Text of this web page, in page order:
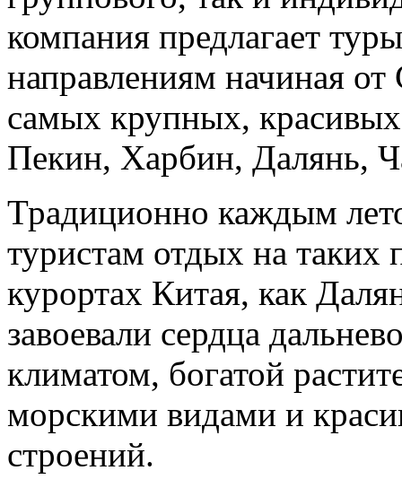
компания предлагает
направлениям начиная
самых крупных,
Пекин, Харбин, Далянь,
Традиционно каждым
туристам отдых на
курортах Китая, как
завоевали сердца
климатом, богатой
морскими видами и
строений.